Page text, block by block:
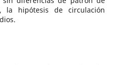
la hipótesis de circulación